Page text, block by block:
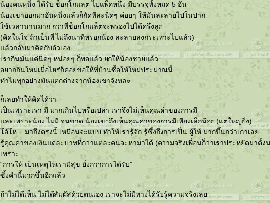
น้องคนหนึ่ง ได้รับ ช็อกโกแลต ไปแพ็คหนึ่ง มีบรรจุทั้งหมด 5 อัน
น้องเขาออกมาอันหนึ่งแล้วก็กัดทีละนิดๆ ค่อยๆ ให้มันละลายไปในปาก
ช้เวลานานมาก กว่าที่ช็อกโกแล็ตจะพร่องไปได้ครึ่งลูก
(คิดในใจ ถ้าเป็นพี่ ไม่ถึงนาทีหรอกน้อง ละลายลงกระเพาะไปแล้ว)
ล้วกลับมาคิดกับตัวเอง
เรากินมันแค่นิดๆ หน่อยๆ ก็พอแล้ว ยกให้น้องชายแล้ว
อยากกินใหม่เมื่อไหร่ก็ค่อยขอให้ที่บ้านซื้อให้ใหม่ประมาณนี้
ทำไมทุกอย่างมันแตกต่างจากน้องเขาจังหละ
ก็เลยทำให้คิดได้ว่า
เป็นเพราะเรา มี มากเกินไปหรือเปล่า เราจึงไม่เห็นคุณค่าของการมี
ละเพราะน้อง ไม่มี จนขาด น้องเขาถึงเห็นคุณค่าของการมีเพียงเล็กน้อย (แต่ใหญ่ยิ่ง)
อ้โห... มาถึงตรงนี้ เหมือนจะแบบ ทำให้เรารู้จัก รู้ซึ้งถึงการเป็น ผู้ให้ มากขึ้นกว่าเก่าเล
รู้คุณค่าของเงินแต่ละบาทที่กว่าแต่ละคนจะหามาได้ (ความจริงเพื่อนก็ว่าเราประหยัดมาตั้ง
เพราะ...
“การให้ เป็นเหตุให้เรามีสุข ยิ่งกว่าการได้รับ”
ซึ้งคำนี้มากขึ้นอีกแล้ว
ถ้าไม่ได้เห็น ไม่ได้สัมผัสด้วยตนเอง เราจะไม่มีทางได้รับรู้ความจริงเล